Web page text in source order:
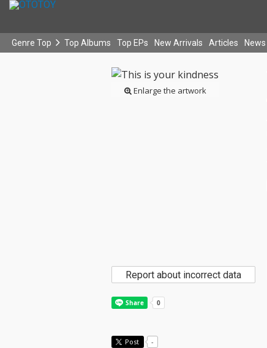
Genre Top Top Albums Top EPs New Arrivals Articles News
Enlarge the artwork
Report about incorrect data
Post -